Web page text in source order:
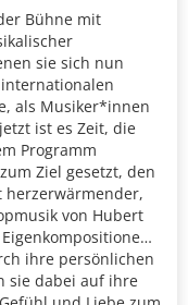
Bühne mit
sie sich nun
als Musiker*innen
ist es Zeit, die
Programm
Ziel gesetzt, den
herzerwärmender,
von Hubert
ihre persönlichen
sie dabei auf ihre